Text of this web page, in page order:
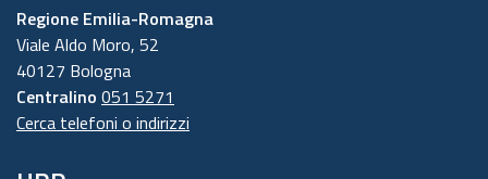
Regione Emilia-Romagna
Viale Aldo Moro, 52
40127 Bologna
Centralino 051 5271
Cerca telefoni o indirizzi